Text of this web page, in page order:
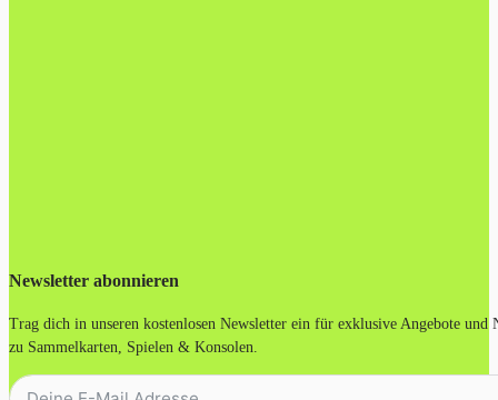
Newsletter abonnieren
Trag dich in unseren kostenlosen Newsletter ein für exklusive Angebote und
zu Sammelkarten, Spielen & Konsolen.